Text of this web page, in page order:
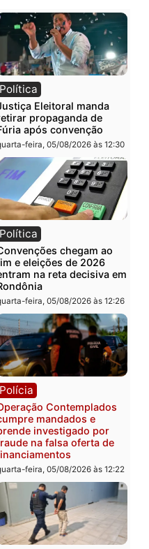
Política
Flávio Bolsonaro escolhe
Alfredo Gaspar para vice
em chapa pura do PL
quarta-feira, 05/08/2026 às
Política
Justiça Eleitoral manda
retirar propaganda de
Fúria após convenção
quarta-feira, 05/08/2026 às
Política
Convenções chegam ao
fim e eleições de 2026
entram na reta decisiva
Rondônia
quarta-feira, 05/08/2026 às